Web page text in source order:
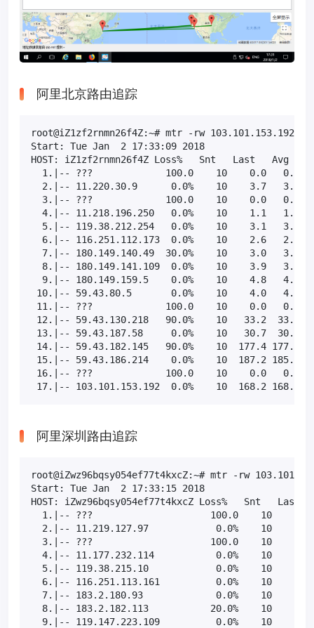
阿里北京路由追踪
root@iZ1zf2rnmn26f4Z:~# mtr -rw 103.101.153.192
Start: Tue Jan  2 17:33:09 2018
HOST: iZ1zf2rnmn26f4Z Loss%   Snt   Last   Avg
1.|-- ???             100.0    10    0.0   0.0
2.|-- 11.220.30.9      0.0%    10    3.7   3.0
3.|-- ???             100.0    10    0.0   0.0
4.|-- 11.218.196.250   0.0%    10    1.1   1.3
5.|-- 119.38.212.254   0.0%    10    3.1   3.2
6.|-- 116.251.112.173  0.0%    10    2.6   2.7
7.|-- 180.149.140.49  30.0%    10    3.0   3.0
8.|-- 180.149.141.109  0.0%    10    3.9   3.7
9.|-- 180.149.159.5    0.0%    10    4.8   4.9
10.|-- 59.43.80.5       0.0%    10    4.0   4.1
11.|-- ???             100.0    10    0.0   0.0
12.|-- 59.43.130.218   90.0%    10   33.2  33.2
13.|-- 59.43.187.58     0.0%    10   30.7  30.7
14.|-- 59.43.182.145   90.0%    10  177.4 177.4
15.|-- 59.43.186.214    0.0%    10  187.2 185.2
16.|-- ???             100.0    10    0.0   0.0
17.|-- 103.101.153.192  0.0%    10  168.2 168.1
阿里深圳路由追踪
root@iZwz96bqsy054ef77t4kxcZ:~# mtr -rw
Start: Tue Jan  2 17:33:15 2018
HOST: iZwz96bqsy054ef77t4kxcZ Loss%   Snt   Last
1.|-- ???                     100.0    10
2.|-- 11.219.127.97            0.0%    10
3.|-- ???                     100.0    10
4.|-- 11.177.232.114           0.0%    10
5.|-- 119.38.215.10            0.0%    10
6.|-- 116.251.113.161          0.0%    10
7.|-- 183.2.180.93             0.0%    10
8.|-- 183.2.182.113           20.0%    10
9.|-- 119.147.223.109          0.0%    10